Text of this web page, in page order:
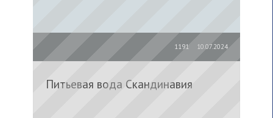
10.07.2024
1191
Питьевая вода Скандинавия